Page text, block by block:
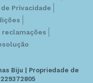
Privacidade
Biju | Propriedade de